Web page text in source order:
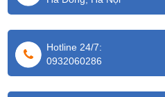
Hotline 24/7:
0932060286